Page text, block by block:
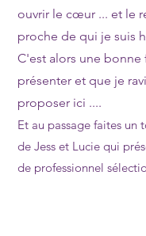
ouvrir le cœur ... et le
proche de qui je suis
C'est alors une bonne
présenter et que je
proposer ici ....
Et au passage faites un
de Jess et Lucie qui
de professionnel